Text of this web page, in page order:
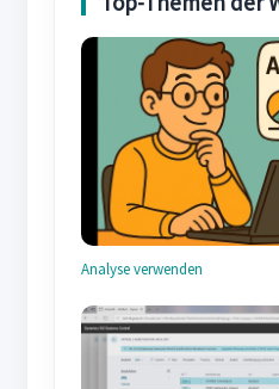
Analyse verwenden